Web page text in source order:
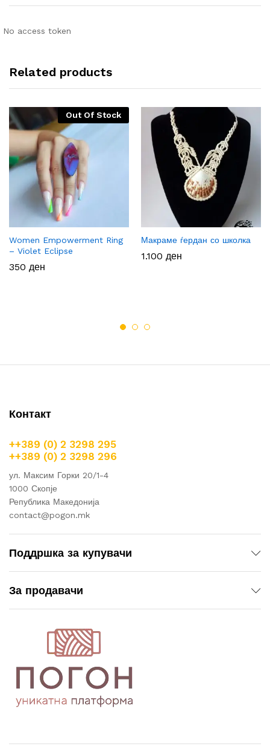
No access token
Related products
Out Of Stock
Women Empowerment Ring
– Violet Eclipse
350 ден
Макраме ѓердан со школка
1.100 ден
Контакт
++389 (0) 2 3298 295
++389 (0) 2 3298 296
ул. Максим Горки 20/1-4
1000 Скопје
Република Македонија
contact@pogon.mk
Поддршка за купувачи
За продавачи